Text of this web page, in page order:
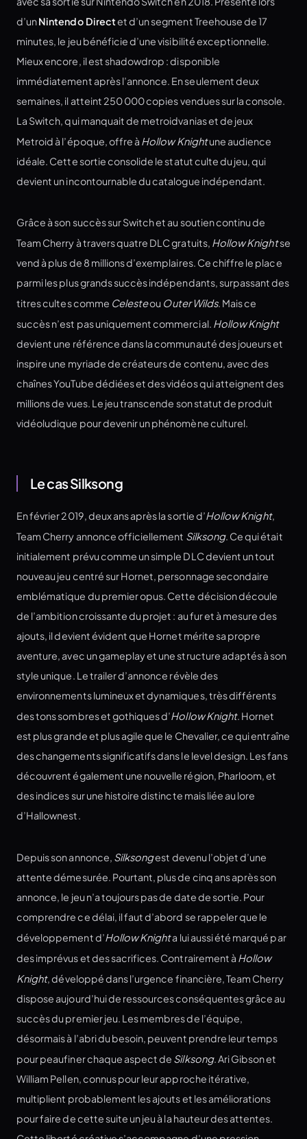
d’unNintendo Directet d’un segment Treehouse de 17
minutes, le jeu bénéficie d’une visibilité exceptionnelle.
Mieux encore, il est shadowdrop : disponible
immédiatement après l’annonce. En seulement deux
semaines, il atteint 250 000 copies vendues sur la console.
La Switch, qui manquait de metroidvanias et de jeux
Metroid à l’époque, offre à Hollow Knightune audience
idéale. Cette sortie consolide le statut culte du jeu, qui
devient un incontournable du catalogue indépendant.
Grâce à son succès sur Switch et au soutien continu de
Team Cherry à travers quatre DLC gratuits, Hollow Knightse
vend à plus de 8 millions d’exemplaires. Ce chiffre le place
parmi les plus grands succès indépendants, surpassant des
titres cultes comme Celesteou Outer Wilds. Mais ce
succès n’est pas uniquement commercial. Hollow Knight
devient une référence dans la communauté des joueurs et
inspire une myriade de créateurs de contenu, avec des
chaînes YouTube dédiées et des vidéos qui atteignent des
millions de vues. Le jeu transcende son statut de produit
vidéoludique pour devenir un phénomène culturel.
Le cas Silksong
En février 2019, deux ans après la sortie d’Hollow Knight,
Team Cherry annonce officiellement Silksong. Ce qui était
initialement prévu comme un simple DLC devient un tout
nouveau jeu centré sur Hornet, personnage secondaire
emblématique du premier opus. Cette décision découle
de l’ambition croissante du projet : au fur et à mesure des
ajouts, il devient évident que Hornet mérite sa propre
aventure, avec un gameplay et une structure adaptés à son
style unique. Le trailer d’annonce révèle des
environnements lumineux et dynamiques, très différents
des tons sombres et gothiques d’Hollow Knight. Hornet
est plus grande et plus agile que le Chevalier, ce qui entraîne
des changements significatifs dans le level design. Les fans
découvrent également une nouvelle région, Pharloom, et
des indices sur une histoire distincte mais liée au lore
d’Hallownest.
Depuis son annonce, Silksongest devenu l’objet d’une
attente démesurée. Pourtant, plus de cinq ans après son
annonce, le jeu n’a toujours pas de date de sortie. Pour
comprendre ce délai, il faut d’abord se rappeler que le
développement d’Hollow Knighta lui aussi été marqué par
des imprévus et des sacrifices. Contrairement à Hollow
Knight, développé dans l’urgence financière, Team Cherry
dispose aujourd’hui de ressources conséquentes grâce au
succès du premier jeu. Les membres de l’équipe,
désormais à l’abri du besoin, peuvent prendre leur temps
pour peaufiner chaque aspect de Silksong. Ari Gibson et
William Pellen, connus pour leur approche itérative,
multiplient probablement les ajouts et les améliorations
pour faire de cette suite un jeu à la hauteur des attentes.